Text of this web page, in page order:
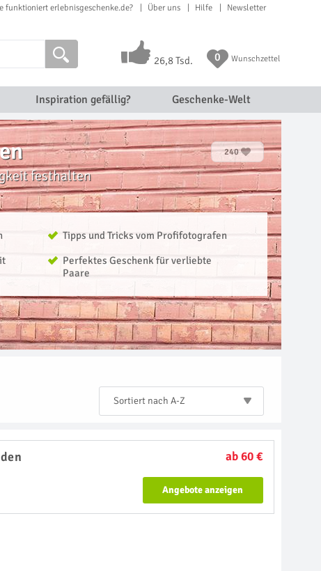
funktioniert erlebnisgeschenke.de? Über uns Hilfe Newsletter
26,8 Tsd. 0 Wunschzettel
Inspiration gefällig? Geschenke-Welt
240
festhalten
Tipps und Tricks vom Profifotografen
Perfektes Geschenk für verliebte
Paare
Sortiert nach A-Z
ab 60 €
Angebote anzeigen